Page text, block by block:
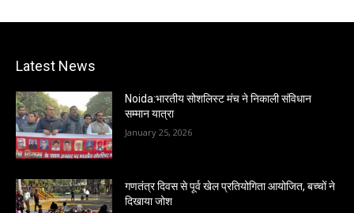
Latest News
Noida:भारतीय सोशलिस्ट मंच ने निकाली संविधान
सम्मान यात्रा
January 25, 2026
गणतंत्र दिवस से पूर्व खेल प्रतियोगिता आयोजित, बच्चों ने
दिखाया जोश